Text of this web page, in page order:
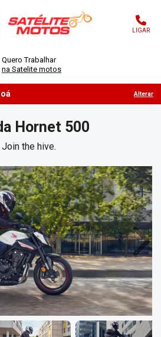
LIGAR
Quero Trabalhar
na Satelite motos
Alterar
Hornet 500
Join the hive.